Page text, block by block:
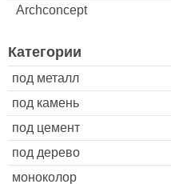
Archconcept
Категории
под металл
под камень
под цемент
под дерево
моноколор